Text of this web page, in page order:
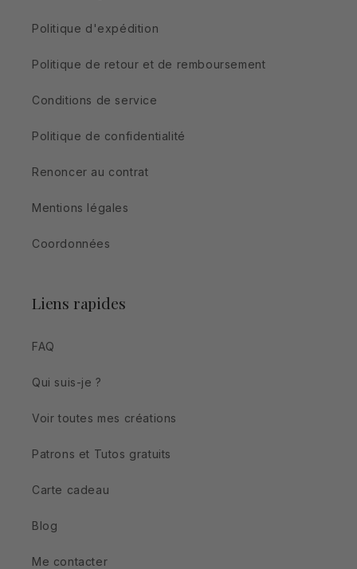
Politique d'expédition
Politique de retour et de remboursement
Conditions de service
Politique de confidentialité
Renoncer au contrat
Mentions légales
Coordonnées
Liens rapides
FAQ
Qui suis-je ?
Voir toutes mes créations
Patrons et Tutos gratuits
Carte cadeau
Blog
Me contacter